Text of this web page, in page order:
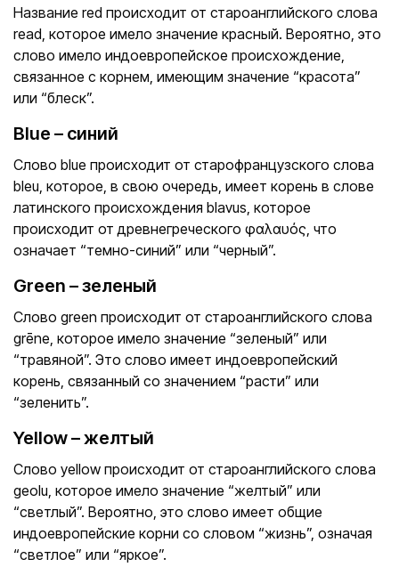
Название red происходит от староанглийского слова
read, которое имело значение красный. Вероятно, это
слово имело индоевропейское происхождение,
связанное с корнем, имеющим значение “красота”
или “блеск”.
Blue – синий
Слово blue происходит от старофранцузского слова
bleu, которое, в свою очередь, имеет корень в слове
латинского происхождения blavus, которое
происходит от древнегреческого φαλαυός, что
означает “темно-синий” или “черный”.
Green – зеленый
Слово green происходит от староанглийского слова
grēne, которое имело значение “зеленый” или
“травяной”. Это слово имеет индоевропейский
корень, связанный со значением “расти” или
“зеленить”.
Yellow – желтый
Слово yellow происходит от староанглийского слова
geolu, которое имело значение “желтый” или
“светлый”. Вероятно, это слово имеет общие
индоевропейские корни со словом “жизнь”, означая
“светлое” или “яркое”.